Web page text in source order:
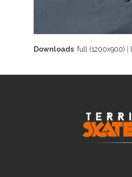
Downloads:full (1200x900)